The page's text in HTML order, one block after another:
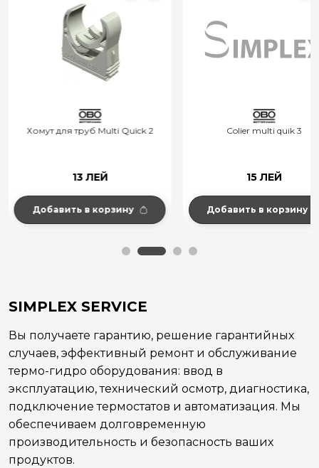
Хомут для труб Multi Quick 2
13 ЛЕЙ
Добавить в корзину
Colier multi quik 3
15 ЛЕЙ
Добавить в корзину
SIMPLEX SERVICE
Вы получаете гарантию, решение гарантийных
случаев, эффективный ремонт и обслуживание
термо-гидро оборудования: ввод в
эксплуатацию, технический осмотр, диагностика,
подключение термостатов и автоматизация. Мы
обеспечиваем долговременную
производительность и безопасность ваших
продуктов.